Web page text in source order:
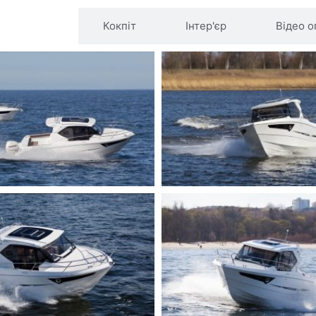
Кокпіт Інтер'єр Відео